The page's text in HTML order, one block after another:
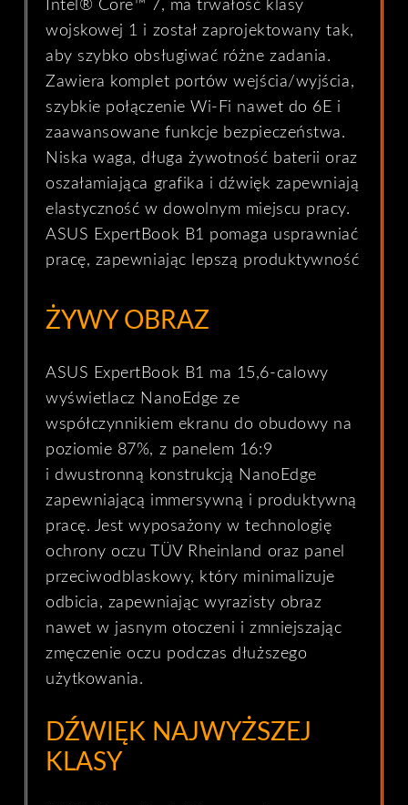
Intel® Core™ 7, ma trwałość klasy
wojskowej 1 i został zaprojektowany tak,
aby szybko obsługiwać różne zadania.
Zawiera komplet portów wejścia/wyjścia,
szybkie połączenie Wi-Fi nawet do 6E i
zaawansowane funkcje bezpieczeństwa.
Niska waga, długa żywotność baterii oraz
oszałamiająca grafika i dźwięk zapewniają
elastyczność w dowolnym miejscu pracy.
ASUS ExpertBook B1 pomaga usprawniać
pracę, zapewniając lepszą produktywność
ŻYWY OBRAZ
ASUS ExpertBook B1 ma 15,6-calowy
wyświetlacz NanoEdge ze
współczynnikiem ekranu do obudowy na
poziomie 87%, z panelem 16:9
i dwustronną konstrukcją NanoEdge
zapewniającą immersywną i produktywną
pracę. Jest wyposażony w technologię
ochrony oczu TÜV Rheinland oraz panel
przeciwodblaskowy, który minimalizuje
odbicia, zapewniając wyrazisty obraz
nawet w jasnym otoczeni i zmniejszając
zmęczenie oczu podczas dłuższego
użytkowania.
DŹWIĘK NAJWYŻSZEJ
KLASY